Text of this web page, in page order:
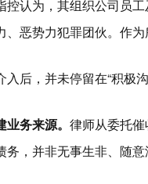
控认为，其组织公司员
、恶势力犯罪团伙。作
入后，并未停留在“积极
务来源。 律师从委托
务，并非无事生非、随意